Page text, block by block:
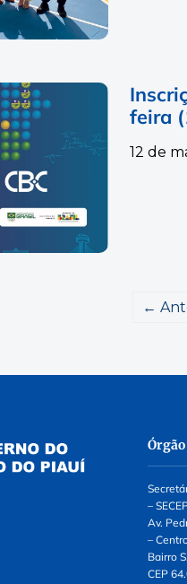
feira
12 de
←
Órgão
–
Av.
–
Bairro
CEP